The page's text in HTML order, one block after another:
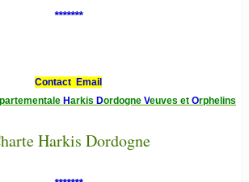
*******
Contact Email
Harkis Dordogne Veuves et Orphelins